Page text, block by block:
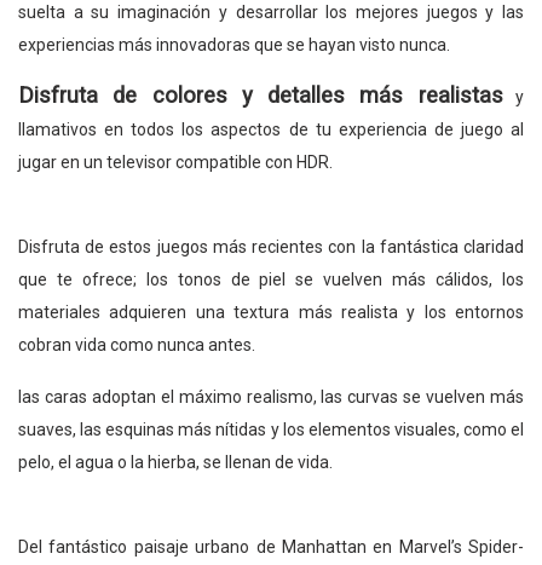
suelta a su imaginación y desarrollar los mejores juegos y las
experiencias más innovadoras que se hayan visto nunca.
Disfruta de colores y detalles más realistasy
llamativos en todos los aspectos de tu experiencia de juego al
jugar en un televisor compatible con HDR.
Disfruta de estos juegos más recientes con la fantástica claridad
que te ofrece; los tonos de piel se vuelven más cálidos, los
materiales adquieren una textura más realista y los entornos
cobran vida como nunca antes.
las caras adoptan el máximo realismo, las curvas se vuelven más
suaves, las esquinas más nítidas y los elementos visuales, como el
pelo, el agua o la hierba, se llenan de vida.
Del fantástico paisaje urbano de Manhattan en Marvel’s Spider-